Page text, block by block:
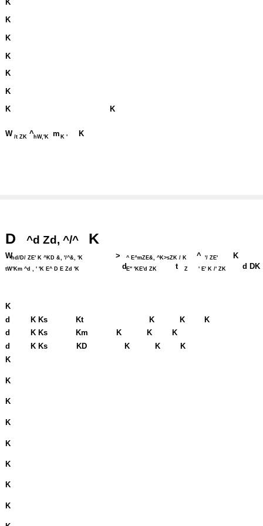
W /t ZK ^hW,'K m K ' K
K
K
K
K
K
K
K K
D ^d Zd, ^/^ K
Whd/D/ ZE' K ^KD &, '/^&, 'K > ^ E^mZE&, ^K>sZK / K ^ '/ ZE' K
tW'Km ^d , ' 'K E^ D E Zd 'K dE'' 'KE'd ZK t Z ' E' K /' ZK d DK
K
d
K Ks Kt K K
K
d
K Ks Km K K
K
d
K Ks KD K K
K
K
K
K
K
K
K
K
K